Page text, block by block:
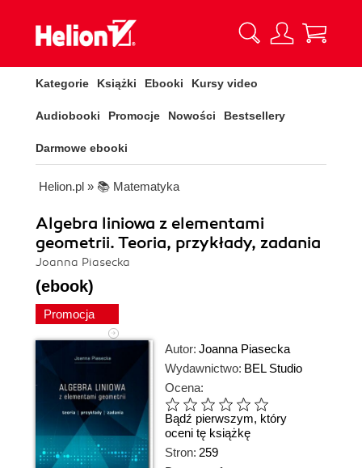
Kategorie Książki Ebooki Kursy video
Audiobooki Promocje Nowości Bestsellery
Darmowe ebooki
Helion.pl » 📚 Matematyka
Algebra liniowa z elementami
geometrii. Teoria, przykłady, zadania
Joanna Piasecka
(ebook)
Promocja
Autor: Joanna Piasecka
Wydawnictwo: BEL Studio
Ocena:
Bądź pierwszym, który
oceni tę książkę
Stron: 259